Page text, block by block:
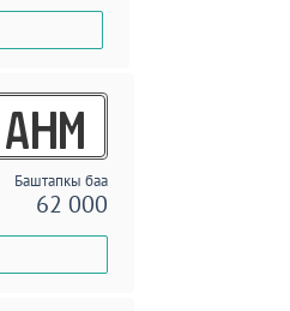
AHM
Баштапкы баа
62 000